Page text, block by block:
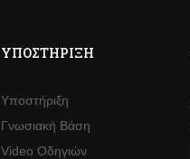
ΥΠΟΣΤΉΡΙΞΗ
Υποστήριξη
Γνωσιακή Βάση
Video Οδηγιών